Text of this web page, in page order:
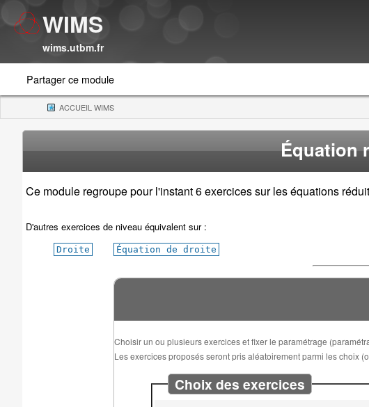
WIMS
wims.utbm.fr
Partager ce module
ACCUEIL WIMS(CURRENT)
Équation
Ce module regroupe pour l'instant 6 exercices sur les équations
D'autres exercices de niveau équivalent sur :
Droite Équation de droite
Choisir un ou plusieurs exercices et fixer le paramétrage
Les exercices proposés seront pris aléatoirement parmi les choix
Choix des exercices